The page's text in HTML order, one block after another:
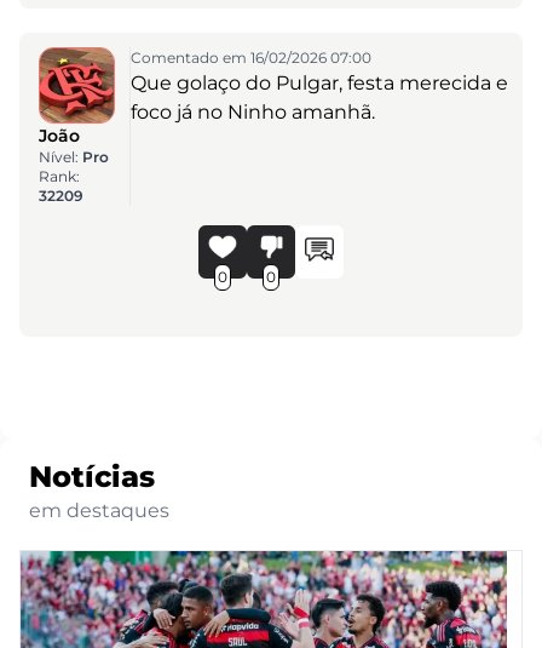
João
Nível: Pro
Rank:
32209
Comentado em 16/02/2026 07:00
Que golaço do Pulgar, festa merecida e
foco já no Ninho amanhã.
0 0
Notícias
em destaques